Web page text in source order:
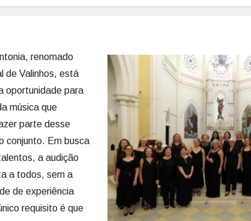
renomado
de Valinhos, está
oportunidade para
música que
parte desse
conjunto. Em busca
a audição
a todos, sem a
de experiência
requisito é que